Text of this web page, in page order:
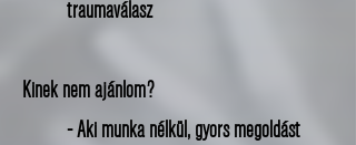
traumaválasz
Kinek nem ajánlom?
- Aki munka nélkül, gyors megoldást